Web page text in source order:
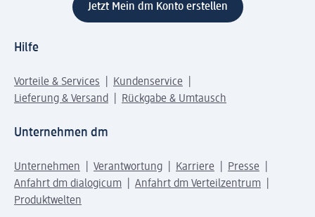
Jetzt Mein dm Konto erstellen
Hilfe
Vorteile & Services
Kundenservice
Lieferung & Versand
Rückgabe & Umtausch
Unternehmen dm
Unternehmen Verantwortung Karriere
Presse
Anfahrt dm dialogicum
Anfahrt dm Verteilzentrum
Produktwelten